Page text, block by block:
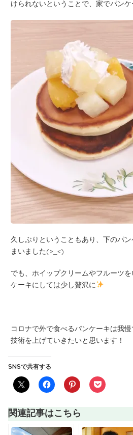
けられないということで、家でパン
久しぶりということもあり、下のパ
まいました(>_<)
でも、ホイップクリームやフルーツ
ケーキにしては少し贅沢に
コロナで外で食べるパンケーキは我
技術を上げていきたいと思います ！
SNSで共有する
関連記事はこちら